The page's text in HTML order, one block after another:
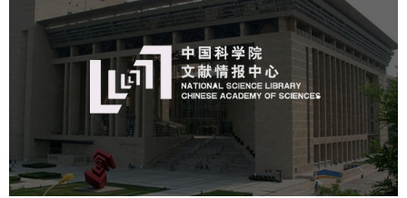
中国科学院文献情报中心
网站建设 虚拟展厅
数字博物馆建设
展厅空间设计
产品展厅设计